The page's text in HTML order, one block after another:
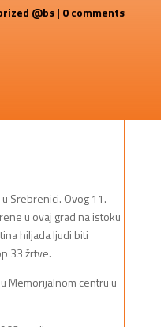
@bs| 0 comments
Srebrenici. Ovog 11.
u ovaj grad na istoku
hiljada ljudi biti
33 žrtve.
Memorijalnom centru u